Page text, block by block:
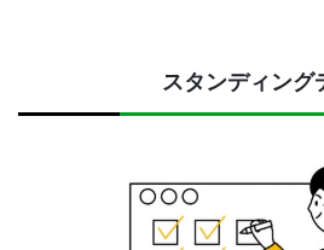
スタンディング